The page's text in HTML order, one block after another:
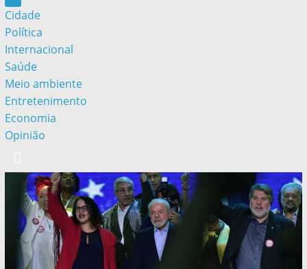
Cidade
Política
Internacional
Saúde
Meio ambiente
Entretenimento
Economia
Opinião